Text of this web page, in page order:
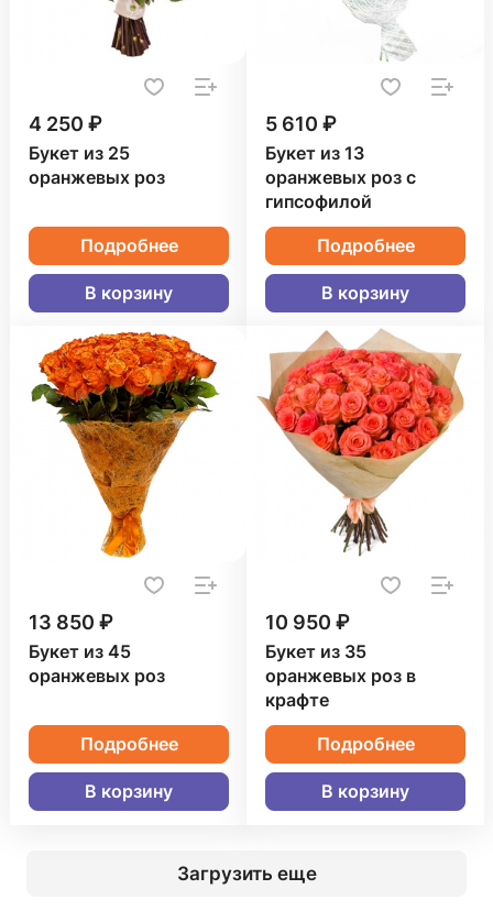
4 250 ₽
Букет из 25
оранжевых роз
Подробнее
В корзину
5 610 ₽
Букет из 13
оранжевых роз с
гипсофилой
Подробнее
В корзину
13 850 ₽
Букет из 45
оранжевых роз
Подробнее
В корзину
10 950 ₽
Букет из 35
оранжевых роз в
крафте
Подробнее
В корзину
Загрузить еще